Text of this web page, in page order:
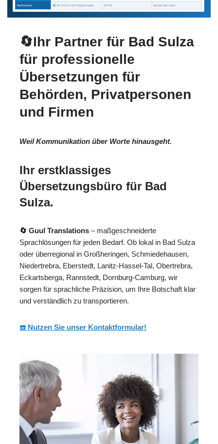
🔄Ihr Partner für Bad Sulza
für professionelle
Übersetzungen für
Behörden, Privatpersonen
und Firmen
Weil Kommunikation über Worte hinausgeht.
Ihr erstklassiges
Übersetzungsbüro für Bad
Sulza.
🔄 Guul Translations – maßgeschneiderte
Sprachlösungen für jeden Bedarf. Ob lokal in Bad Sulza
oder überregional in Großheringen, Schmiedehausen,
Niedertrebra, Eberstedt, Lanitz-Hassel-Tal, Obertrebra,
Eckartsberga, Rannstedt, Dornburg-Camburg, wir
sorgen für sprachliche Präzision, um Ihre Botschaft klar
und verständlich zu transportieren.
☎️ Nutzen Sie unser Kontaktformular!